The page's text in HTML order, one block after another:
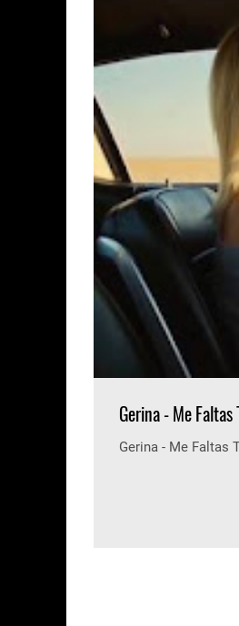
Gerina - Me Faltas
Gerina - Me Faltas